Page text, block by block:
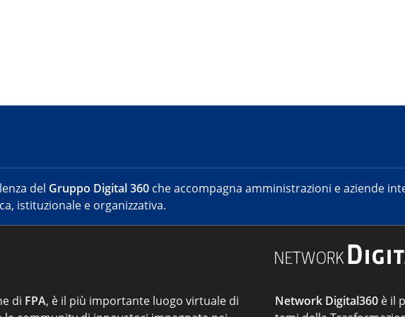
del Gruppo Digital 360 che accompagna amministrazioni e aziende
istituzionale e organizzativa.
di FPA, è il più importante luogo virtuale di
Network Digital360 è il